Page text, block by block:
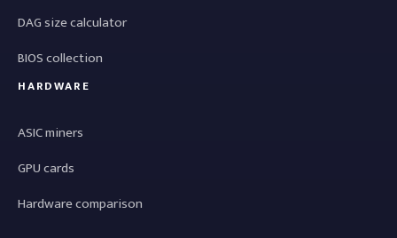
DAG size calculator
BIOS collection
HARDWARE
ASIC miners
GPU cards
Hardware comparison